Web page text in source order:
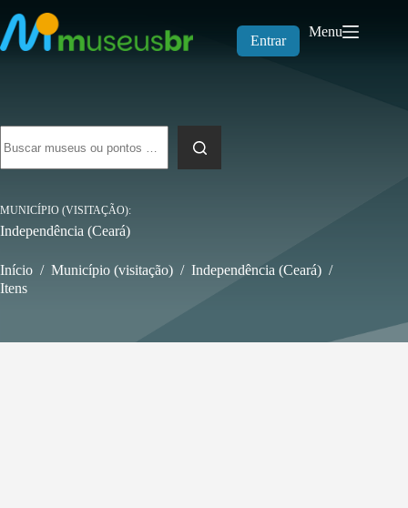
para
o
conteúdo
Entrar
Menu
resultados
MUNICÍPIO (VISITAÇÃO)
Independência (Ceará)
Início / Município (visitação) / Independência (Ceará) /
Itens